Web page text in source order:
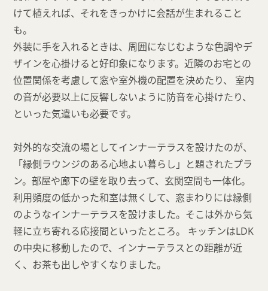
けて植えれば、それをきっかけに会話が生まれること
も。
外装に手を入れるときは、周囲になじむような色調やデ
ザインを心掛けると好印象になります。近隣のお宅との
位置関係を考慮して窓や室外機の配置を決めたり、 室内
の音が必要以上に反響しないように防音を心掛けたり、
といった気遣いも必要です。
対外的な交流の場としてインナーテラスを設けたのが、
「縁側ラウンジのある心地よい暮らし」と題されたプラ
ン。部屋や廊下の壁を取り去って、玄関空間も一体化。
利用頻度の低かった和室は無くして、窓まわりには縁側
のようなインナーテラスを設けました。そこは外から気
軽に立ち寄れる応接間といったところ。 キッチンはLDK
の中央に移動したので、インナーテラスとの距離が近
く、お茶も出しやすくなりました。